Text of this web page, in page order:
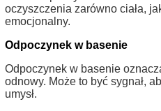
oczyszczenia zarówno ciała,
emocjonalny.
Odpoczynek w basenie
Odpoczynek w basenie
odnowy. Może to być sygnał,
umysł.